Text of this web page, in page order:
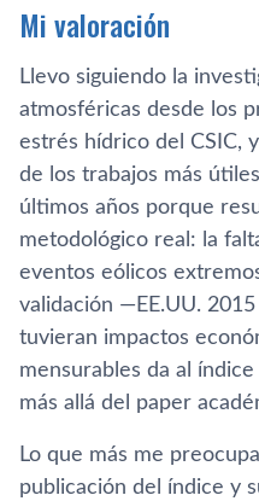
Mi valoración
Llevo siguiendo la
atmosféricas desde los
estrés hídrico del CSIC,
de los trabajos más
últimos años porque
metodológico real: la
eventos eólicos
validación —EE.UU.
tuvieran impactos
mensurables da al
más allá del paper
Lo que más me
publicación del índice y